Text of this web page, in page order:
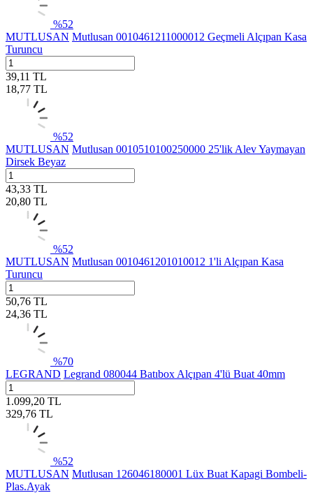
%52
MUTLUSAN Mutlusan 0010461211000012 Geçmeli Alçıpan Kasa
Turuncu
39,11 TL
18,77 TL
%52
MUTLUSAN Mutlusan 0010510100250000 25'lik Alev Yaymayan
Dirsek Beyaz
43,33 TL
20,80 TL
%52
MUTLUSAN Mutlusan 0010461201010012 1'li Alçıpan Kasa
Turuncu
50,76 TL
24,36 TL
%70
LEGRAND Legrand 080044 Batıbox Alçıpan 4'lü Buat 40mm
1.099,20 TL
329,76 TL
%52
MUTLUSAN Mutlusan 126046180001 Lüx Buat Kapagi Bombeli-
Plas.Ayak